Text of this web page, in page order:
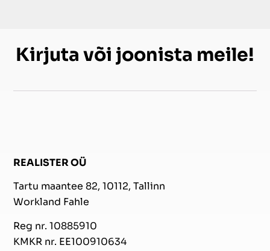
Kirjuta või joonista meile!
REALISTER OÜ
Tartu maantee 82, 10112, Tallinn
Workland Fahle
Reg nr. 10885910
KMKR nr. EE100910634